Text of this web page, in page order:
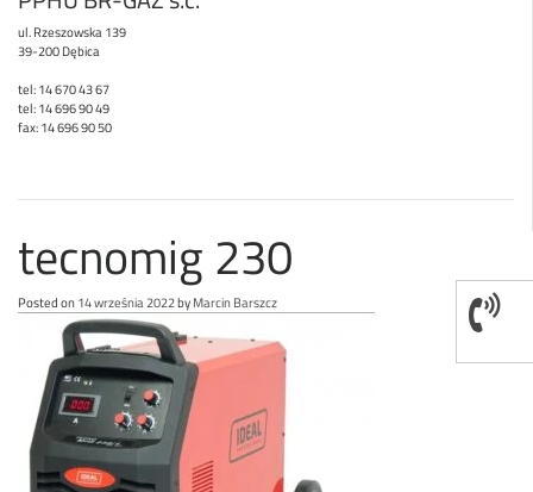
ul. Rzeszowska 139
39-200 Dębica
tel: 14 670 43 67
tel: 14 696 90 49
fax: 14 696 90 50
tecnomig 230
Posted on14 września 2022byMarcin Barszcz